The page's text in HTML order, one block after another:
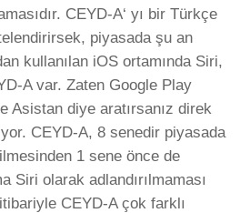
CEYD-A‘ yı bir Türkçe
piyasada şu an
kullanılan iOS ortamında Siri,
A var. Zaten Google Play
Asistan diye aratırsanız direk
CEYD-A, 8 senedir piyasada
1 sene önce de
Siri olarak adlandırılmaması
CEYD-A çok farklı